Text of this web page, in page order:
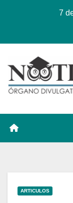
7
ARTICULOS